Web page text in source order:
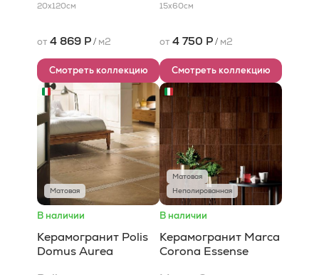
20x120см
от 4 869 Р/ м2
Смотреть коллекцию
15x60см
от 4 750 Р/ м2
Смотреть коллекцию
Матовая
В наличии
Керамогранит Polis
Domus Aurea
Матовая
Неполированная
В наличии
Керамогранит Marca
Corona Essense